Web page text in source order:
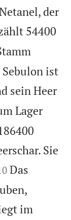
der
54400
Sebulon ist
sein Heer
Lager
Sie
Das
im